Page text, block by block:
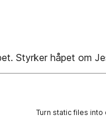
Styrker håpet om
Turn static files